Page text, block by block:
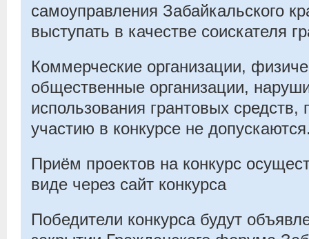
самоуправления Забайкальского
выступать в качестве соискателя
Коммерческие организации,
общественные организации,
использования грантовых средств,
участию в конкурсе не
Приём проектов на конкурс
виде через сайт конкурса
Победители конкурса будут